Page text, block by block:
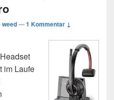
weed—1 Kommentar ↓
im Laufe